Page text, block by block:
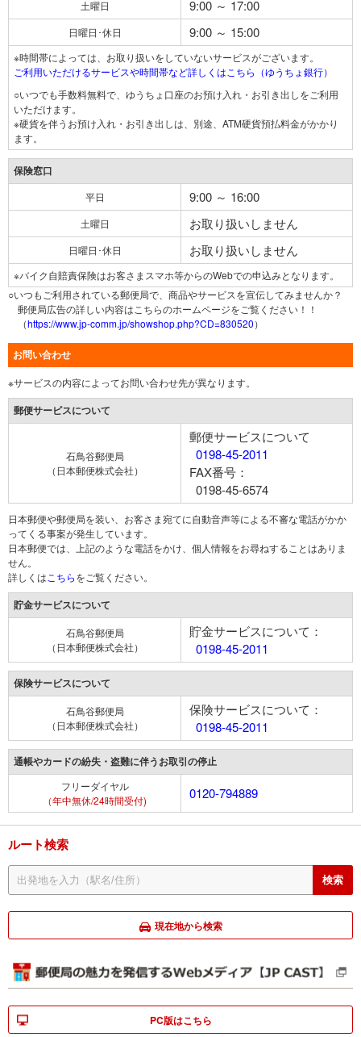
土曜日 9:00 ～ 17:00
日曜日･休日 9:00 ～ 15:00
※時間帯によっては、お取り扱いをしていないサービスがございます。
ご利用いただけるサービスや時間帯など詳しくはこちら（ゆうちょ銀行）
○いつでも手数料無料で、ゆうちょ口座のお預け入れ・お引き出しをご利用
いただけます。
※硬貨を伴うお預け入れ・お引き出しは、別途、ATM硬貨預払料金がかかり
ます。
保険窓口
平日 9:00 ～ 16:00
土曜日 お取り扱いしません
日曜日･休日 お取り扱いしません
※バイク自賠責保険はお客さまスマホ等からのWebでの申込みとなります。
○いつもご利用されている郵便局で、商品やサービスを宣伝してみませんか？
郵便局広告の詳しい内容はこちらのホームページをご覧ください！！
（https://www.jp-comm.jp/showshop.php?CD=830520）
お問い合わせ
※サービスの内容によってお問い合わせ先が異なります。
郵便サービスについて
石鳥谷郵便局
（日本郵便株式会社）
郵便サービスについて
0198-45-2011
FAX番号：
0198-45-6574
日本郵便や郵便局を装い、お客さま宛てに自動音声等による不審な電話がかか
ってくる事案が発生しています。
日本郵便では、上記のような電話をかけ、個人情報をお尋ねすることはありま
せん。
詳しくは こちらをご覧ください。
貯金サービスについて
石鳥谷郵便局
（日本郵便株式会社）
貯金サービスについて：
0198-45-2011
保険サービスについて
石鳥谷郵便局
（日本郵便株式会社）
保険サービスについて：
0198-45-2011
通帳やカードの紛失・盗難に伴うお取引の停止
フリーダイヤル
（年中無休/24時間受付)
0120-794889
ルート検索
現在地から検索
PC版はこちら